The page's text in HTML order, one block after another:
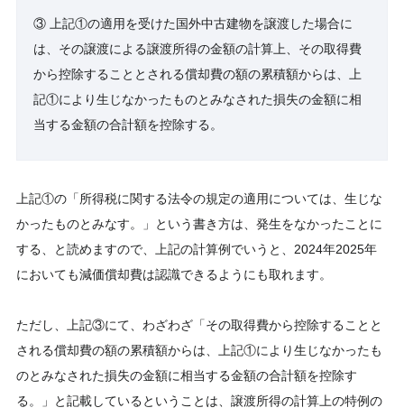
③ 上記①の適用を受けた国外中古建物を譲渡した場合に
は、その譲渡による譲渡所得の金額の計算上、その取得費
から控除することとされる償却費の額の累積額からは、上
記①により生じなかったものとみなされた損失の金額に相
当する金額の合計額を控除する。
上記①の「所得税に関する法令の規定の適用については、生じな
かったものとみなす。」という書き方は、発生をなかったことに
する、と読めますので、上記の計算例でいうと、2024年2025年
においても減価償却費は認識できるようにも取れます。
ただし、上記③にて、わざわざ「その取得費から控除することと
される償却費の額の累積額からは、上記①により生じなかったも
のとみなされた損失の金額に相当する金額の合計額を控除す
る。」と記載しているということは、譲渡所得の計算上の特例の